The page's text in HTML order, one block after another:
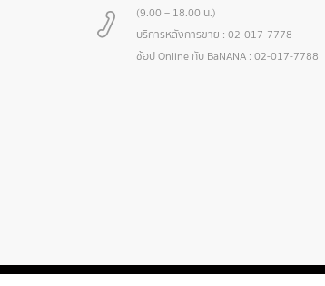
(9.00 – 18.00 น.)
บริการหลังการขาย : 02-017-7778
ช้อป Online กับ BaNANA : 02-017-7788